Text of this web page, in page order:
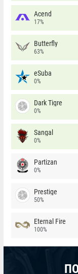
Acend
17%
Butterfly
63%
eSuba
0%
Dark Tigre
0%
Sangal
0%
Partizan
0%
Prestige
50%
Eternal Fire
100%